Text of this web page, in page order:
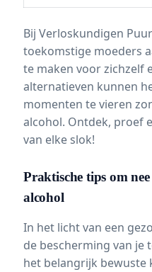
Bij Verloskundigen
toekomstige moeders
te maken voor zichzelf
alternatieven kunnen
momenten te vieren
alcohol. Ontdek, proef
van elke slok!
Praktische tips om nee
alcohol
In het licht van een
de bescherming van je
het belangrijk bewuste